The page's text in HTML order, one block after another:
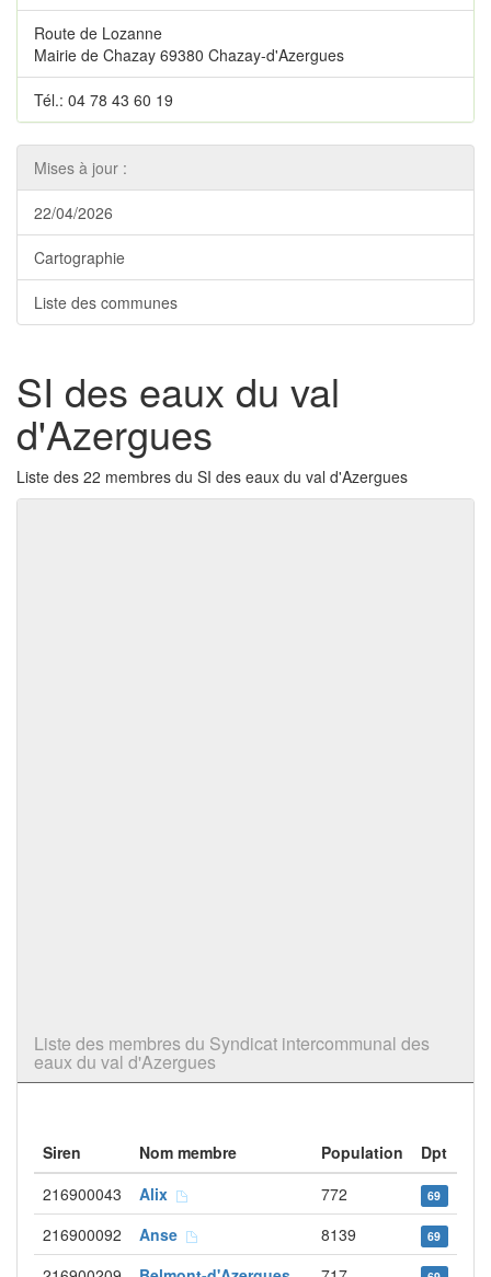
Route de Lozanne
Mairie de Chazay 69380 Chazay-d'Azergues
Tél.: 04 78 43 60 19
Mises à jour :
22/04/2026
Cartographie
Liste des communes
SI des eaux du val
d'Azergues
Liste des 22 membres du SI des eaux du val d'Azergues
Liste des membres du Syndicat intercommunal des
eaux du val d'Azergues
Siren Nom membre Population
Dpt
216900043
Alix 772 69
216900092 Anse 8139 69